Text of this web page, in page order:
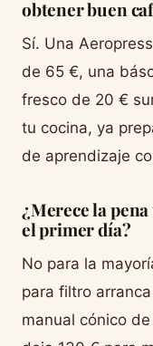
obtener buen
Sí. Una
de 65 €, una
fresco de 20 €
tu cocina, ya
de aprendizaje
¿Merece la
el primer día?
No para la
para filtro
manual cónico